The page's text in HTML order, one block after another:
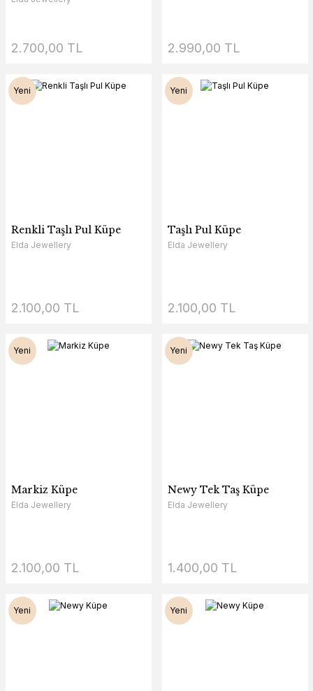
2.700,00 TL 2.990,00 TL
Yeni
Renkli Taşlı Pul Küpe
Elda Jewellery
2.100,00 TL
Yeni
Taşlı Pul Küpe
Elda Jewellery
2.100,00 TL
Yeni
Markiz Küpe
Elda Jewellery
2.100,00 TL
Yeni
Newy Tek Taş Küpe
Elda Jewellery
1.400,00 TL
Yeni Yeni